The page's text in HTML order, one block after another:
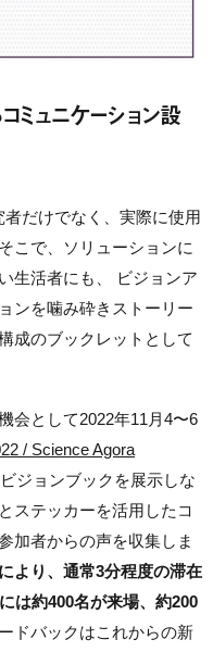
ミュニケーション設
だけでなく、実際に使用
こで、ソリューションに
生活者にも、 ビジョンア
ンを噛み砕きストーリー
成のブックレットとして
会として2022年11月4〜6
/ Science Agora
ジョンブックを展示しな
ステッカーを活用したコ
加者からの声を収集しま
より、通常3分程度の滞在
は約400名が来場、約200
ドバックはこれからの新